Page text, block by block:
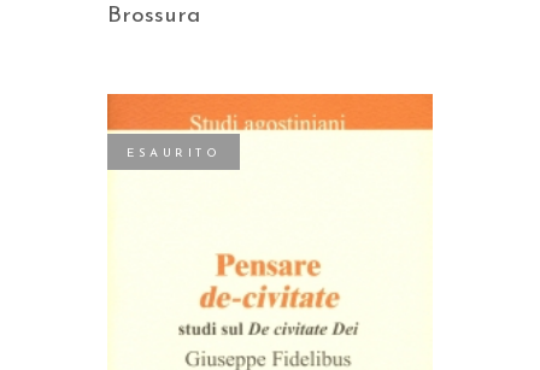
Brossura
ESAURITO
LEGGI TUTTO